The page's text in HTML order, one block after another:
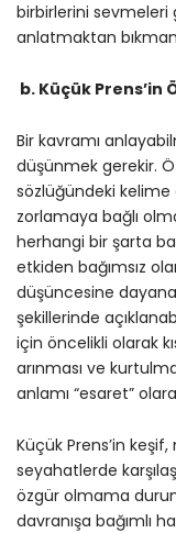
birbirlerini
anlatmaktan
b. Küçük Prens’in
Bir kavramı
düşünmek gerekir.
sözlüğündeki kelime
zorlamaya bağlı
herhangi bir şarta
etkiden bağımsız
düşüncesine
şekillerinde
için öncelikli olarak
arınması ve
anlamı “esaret”
Küçük Prens’in
seyahatlerde
özgür olmama
davranışa bağımlı